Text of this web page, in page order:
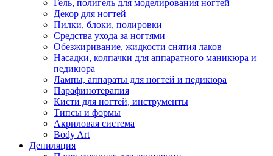
Гель, полигель для моделирования ногтей
Декор для ногтей
Пилки, блоки, полировки
Средства ухода за ногтями
Обезжиривание, жидкости снятия лаков
Насадки, колпачки для аппаратного маникюра и
педикюра
Лампы, аппараты для ногтей и педикюра
Парафинотерапия
Кисти для ногтей, инструменты
Типсы и формы
Акриловая система
Body Art
Депиляция